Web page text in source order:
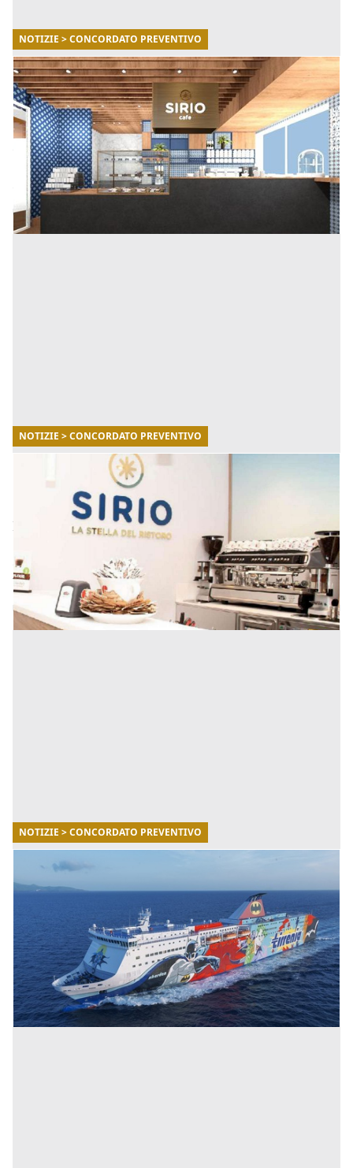
NOTIZIE > CONCORDATO PREVENTIVO
04/08/2021
Sirio ammessa alla procedura di concordato
preventivo
Lo scorso 18 giugno 2021 il Tribunale di Ravenna,
competente per il fallimento delle imprese dell' Emilia
Romagna, ha ammesso la Siro al procedimento di
concordato [...]
NOTIZIE > CONCORDATO PREVENTIVO
Sirio: al via il concordato preventivo
Il concordato preventivo Sirio, azienda specializzata
nella gestione del catering commerciale in ambito
ospedaliero, è adesso una realtà. Il 18 giugno 2021, il
Trib [...]
NOTIZIE > CONCORDATO PREVENTIVO
Cin e Moby hanno depositato la domanda di
concordato preventivo
CIN è una compagnia di navigazione, con sede in Italia.
Fa parte del gruppo Onorato che, per cercare di
risanare l'azienda, nel tentativo di evitare il fallimento
h [...]